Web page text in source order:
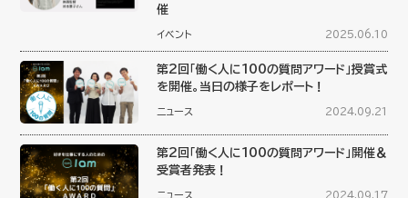
催
イベント 2025.06.10
第2回「働く人に100の質問アワード」授賞式
を開催。当日の様子をレポート！
ニュース 2024.09.21
第2回「働く人に100の質問アワード」開催＆
受賞者発表！
ニュース 2024.09.17